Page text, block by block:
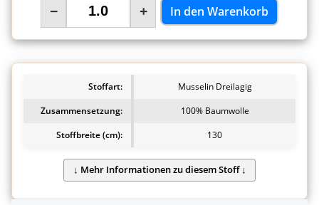
− + In den Warenkorb
Stoffart:
Musselin Dreilagig
Zusammensetzung:
100% Baumwolle
Stoffbreite (cm):
130